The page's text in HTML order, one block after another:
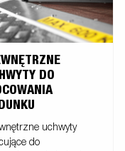
DO
uchwyty
do